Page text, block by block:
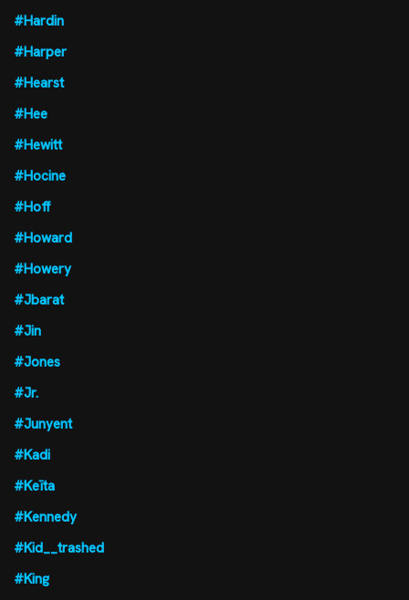
#Hardin
#Harper
#Hearst
#Hee
#Hewitt
#Hocine
#Hoff
#Howard
#Howery
#Jbarat
#Jin
#Jones
#Jr.
#Junyent
#Kadi
#Keïta
#Kennedy
#Kid__trashed
#King